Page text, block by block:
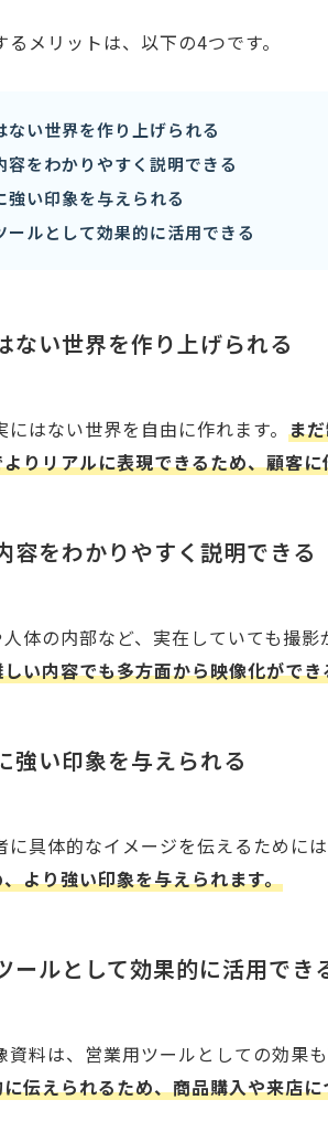
メリットは、以下の4つです。
ない世界を作り上げられる
容をわかりやすく説明できる
強い印象を与えられる
ールとして効果的に活用できる
ない世界を作り上げられる
はない世界を自由に作れます。 ま
りリアルに表現できるため、顧客
容をわかりやすく説明できる
体の内部など、実在していても撮影
い内容でも多方面から映像化がで
強い印象を与えられる
具体的なイメージを伝えるためには
より強い印象を与えられます。
ールとして効果的に活用でき
料は、営業用ツールとしての効果も
伝えられるため、商品購入や来店